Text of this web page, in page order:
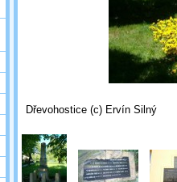
Dřevohostice (c) Ervín Silný